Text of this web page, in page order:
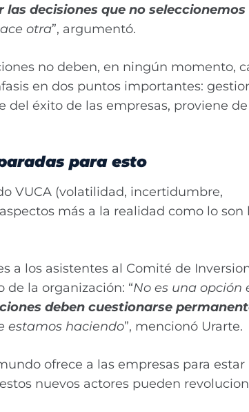
decisiones que no
otra”, argumentó.
no deben, en ningún momento,
en dos puntos importantes:
del éxito de las empresas, proviene
para esto
VUCA (volatilidad, incertidumbre,
más a la realidad como lo son
a los asistentes al Comité de
la organización: “No es una opción
deben cuestionarse
estamos haciendo”, mencionó Urarte.
ofrece a las empresas para estar
nuevos actores pueden